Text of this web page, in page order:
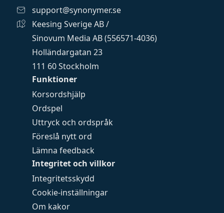
Funktioner
Korsordshjälp
Ordspel
Uttryck och ordspråk
Föreslå nytt ord
Lämna feedback
Integritet och villkor
Integritetsskydd
Cookie-inställningar
Om kakor
support@synonymer.se
Keesing Sverige AB /
Sinovum Media AB (556571-4036)
Holländargatan 23
111 60 Stockholm